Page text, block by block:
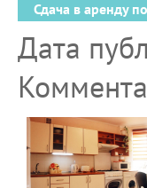
Сдача в аренду
Дата